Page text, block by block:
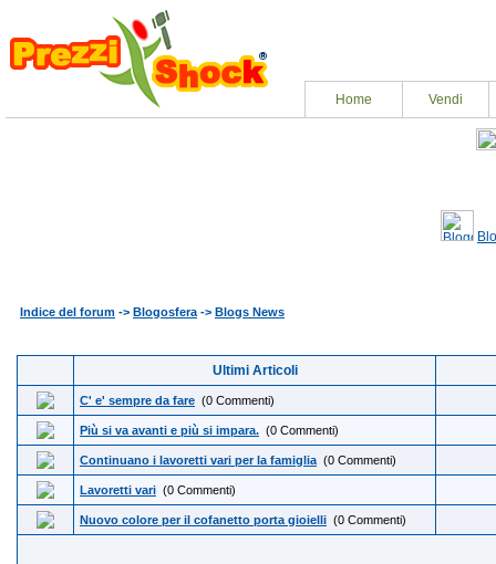
Home Vendi
Indice del forum -> Blogosfera -> Blogs News
Ultimi Articoli
C' e' sempre da fare (0 Commenti)
Più si va avanti e più si impara. (0 Commenti)
Continuano i lavoretti vari per la famiglia (0 Commenti)
Lavoretti vari (0 Commenti)
Nuovo colore per il cofanetto porta gioielli (0 Commenti)